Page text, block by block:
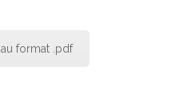
format .pdf